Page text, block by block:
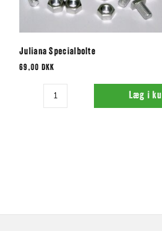
Juliana Specialbolte
69,00 DKK
Antal
Læg i